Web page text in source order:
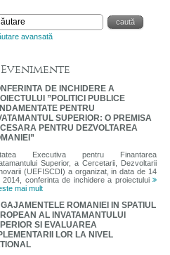
avansată
DE INCHIDERE A
”POLITICI PUBLICE
PENTRU
SUPERIOR: O PREMISA
PENTRU DEZVOLTAREA
Executiva pentru Finantarea
Superior, a Cercetarii, Dezvoltarii
(UEFISCDI) a organizat, in data de 14
2014, conferinta de inchidere a proiectului
mai mult
ROMANIEI IN SPATIUL
AL INVATAMANTULUI
SI EVALUAREA
LOR LA NIVEL